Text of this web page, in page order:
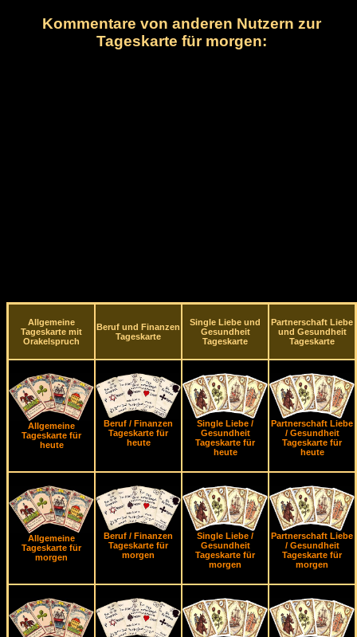
Kommentare von anderen Nutzern zur
Tageskarte für morgen:
Allgemeine
Tageskarte mit
Orakelspruch
Beruf und Finanzen
Tageskarte
Single Liebe und
Gesundheit
Tageskarte
Partnerschaft Liebe
und Gesundheit
Tageskarte
Allgemeine
Tageskarte für
heute
Beruf / Finanzen
Tageskarte für
heute
Single Liebe /
Gesundheit
Tageskarte für
heute
Partnerschaft Liebe
/ Gesundheit
Tageskarte für
heute
Allgemeine
Tageskarte für
morgen
Beruf / Finanzen
Tageskarte für
morgen
Single Liebe /
Gesundheit
Tageskarte für
morgen
Partnerschaft Liebe
/ Gesundheit
Tageskarte für
morgen